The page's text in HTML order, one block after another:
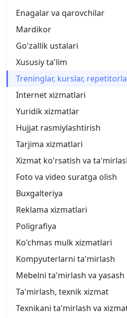
Enagalar va qarovchilar
Mardikor
Go'zallik ustalari
Xususiy ta'lim
Treninglar, kurslar,
Internet xizmatlari
Yuridik xizmatlar
Hujjat rasmiylashtirish
Tarjima xizmatlari
Xizmat ko'rsatish va
Foto va video suratga olish
Buxgalteriya
Reklama xizmatlari
Poligrafiya
Ko'chmas mulk xizmatlari
Kompyuterlarni ta'mirlash
Mebelni ta'mirlash va yasash
Ta'mirlash, texnik xizmat
Texnikani ta'mirlash va